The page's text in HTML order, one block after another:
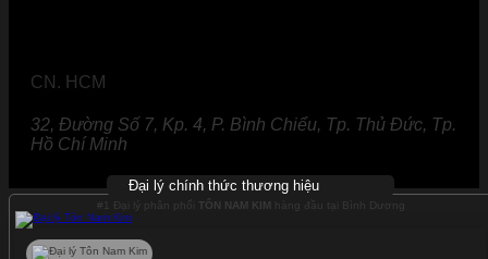
CN. HCM
32, Đường Số 7, Kp. 4, P. Bình Chiểu, Tp. Thủ Đức, Tp.
Hồ Chí Minh
Đại lý chính thức thương hiệu
#1 Đại lý phân phối TÔN NAM KIM hàng đầu tại Bình Dương